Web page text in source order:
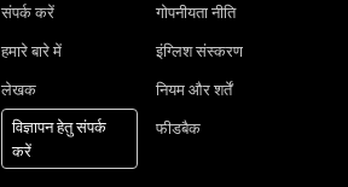
संपर्क करें
हमारे बारे में
लेखक
विज्ञापन हेतु संपर्क
करें
गोपनीयता नीति
इंग्लिश संस्करण
नियम और शर्तें
फीडबैक